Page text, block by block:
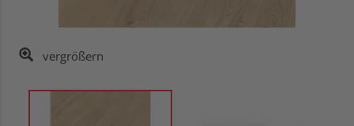
vergrößern